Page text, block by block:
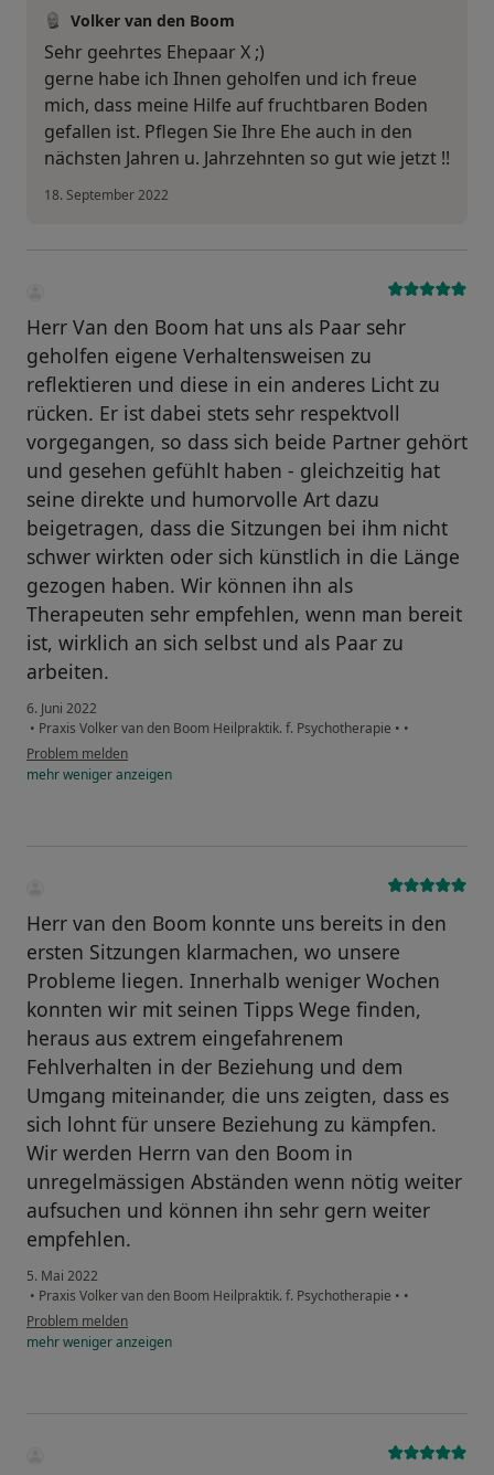
Volker van den Boom
Sehr geehrtes Ehepaar X ;)
gerne habe ich Ihnen geholfen und ich freue
mich, dass meine Hilfe auf fruchtbaren Boden
gefallen ist. Pflegen Sie Ihre Ehe auch in den
nächsten Jahren u. Jahrzehnten so gut wie jetzt !!
18. September 2022
Herr Van den Boom hat uns als Paar sehr
geholfen eigene Verhaltensweisen zu
reflektieren und diese in ein anderes Licht zu
rücken. Er ist dabei stets sehr respektvoll
vorgegangen, so dass sich beide Partner gehört
und gesehen gefühlt haben - gleichzeitig hat
seine direkte und humorvolle Art dazu
beigetragen, dass die Sitzungen bei ihm nicht
schwer wirkten oder sich künstlich in die Länge
gezogen haben. Wir können ihn als
Therapeuten sehr empfehlen, wenn man bereit
ist, wirklich an sich selbst und als Paar zu
arbeiten.
6. Juni 2022
• Praxis Volker van den Boom Heilpraktik. f. Psychotherapie • •
Problem melden
mehrwenigeranzeigen
Herr van den Boom konnte uns bereits in den
ersten Sitzungen klarmachen, wo unsere
Probleme liegen. Innerhalb weniger Wochen
konnten wir mit seinen Tipps Wege finden,
heraus aus extrem eingefahrenem
Fehlverhalten in der Beziehung und dem
Umgang miteinander, die uns zeigten, dass es
sich lohnt für unsere Beziehung zu kämpfen.
Wir werden Herrn van den Boom in
unregelmässigen Abständen wenn nötig weiter
aufsuchen und können ihn sehr gern weiter
empfehlen.
5. Mai 2022
• Praxis Volker van den Boom Heilpraktik. f. Psychotherapie • •
Problem melden
mehrwenigeranzeigen